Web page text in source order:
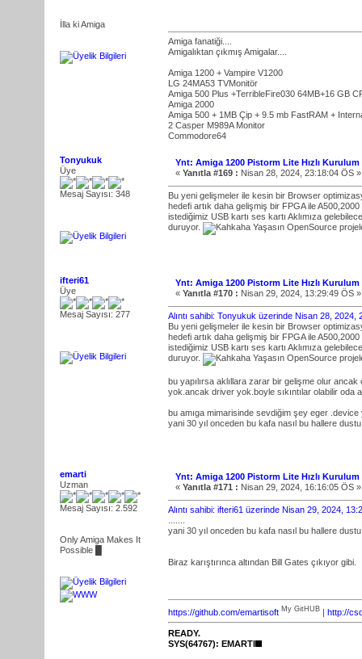
İlla ki Amiga
Amiga fanatiği....
Amigalıktan çıkmış Amigalar....
Amiga 1200 + Vampire V1200
LG 24MA53 TVMonitör
Amiga 500 Plus +TerribleFire030 64MB+16 GB
Amiga 2000
Amiga 500 + 1MB Çip + 9.5 mb FastRAM +
2 Casper M989A Monitor
Commodore64
Tonyukuk
Üye
Mesaj Sayısı: 348
Ynt: Amiga 1200 Pistorm Lite Hızlı Kurulum
« Yanıtla #169 : Nisan 28, 2024, 23:18:04 ÖS »
Bu yeni gelişmeler ile kesin bir Browser
hedefi artık daha gelişmiş bir FPGA ile
istediğimiz USB kartı ses kartı Aklımıza
duruyor.
Yaşasın OpenSource
ifteri61
Üye
Mesaj Sayısı: 277
Ynt: Amiga 1200 Pistorm Lite Hızlı Kurulum
« Yanıtla #170 : Nisan 29, 2024, 13:29:49 ÖS »
Alıntı sahibi: Tonyukuk üzerinde Nisan 28, 2024,
Bu yeni gelişmeler ile kesin bir Browser
hedefi artık daha gelişmiş bir FPGA ile
istediğimiz USB kartı ses kartı Aklımıza
duruyor.
Yaşasın OpenSource
bu yapılırsa aklıllara zarar bir gelişme olur ancak
yok.ancak driver yok.boyle sıkıntılar olabilir oda
bu amıga mimarisinde sevdiğim şey eger
yani 30 yıl onceden bu kafa nasıl bu hallere
emarti
Uzman
Mesaj Sayısı: 2.592
Only Amiga Makes It
Possible █
Ynt: Amiga 1200 Pistorm Lite Hızlı Kurulum
« Yanıtla #171 : Nisan 29, 2024, 16:16:05 ÖS »
Alıntı sahibi: ifteri61 üzerinde Nisan 29, 2024,
yani 30 yıl onceden bu kafa nasıl bu hallere
Biraz karıştırınca altından Bill Gates çıkıyor gibi.
https://github.com/emartisoft My GitHUB | http://
READY.
SYS(64767): EMARTI